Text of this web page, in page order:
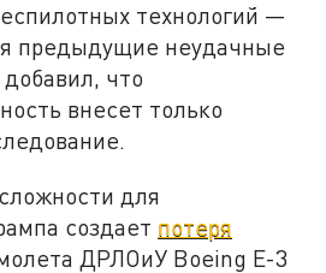
технологий —
предыдущие неудачные
что
внесет только
для
создает потеря
ДРЛОиУ Boeing E-3